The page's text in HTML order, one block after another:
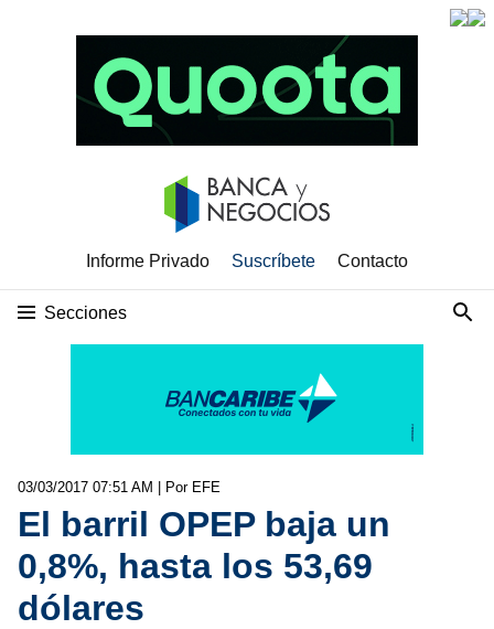
Informe Privado Suscríbete Contacto
Secciones
03/03/2017 07:51 AM | Por EFE
El barril OPEP baja un
0,8%, hasta los 53,69
dólares